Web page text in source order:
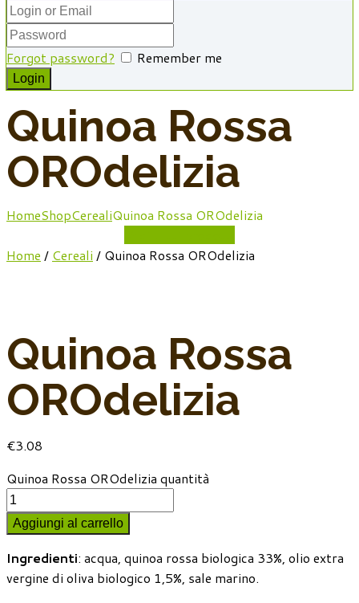
Forgot password? Remember me
Quinoa Rossa
OROdelizia
HomeShopCerealiQuinoa Rossa OROdelizia
Home / Cereali / Quinoa Rossa OROdelizia
Quinoa Rossa
OROdelizia
€3.08
Quinoa Rossa OROdelizia quantità
Aggiungi al carrello
Ingredienti: acqua, quinoa rossa biologica 33%, olio extra
vergine di oliva biologico 1,5%, sale marino.